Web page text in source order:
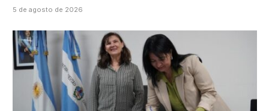
5 de agosto de 2026